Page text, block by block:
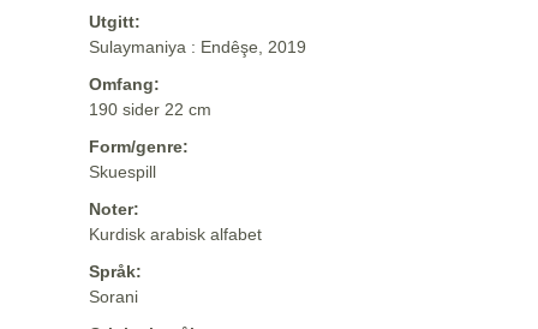
Utgitt:
Sulaymaniya : Endêşe, 2019
Omfang:
190 sider 22 cm
Form/genre:
Skuespill
Noter:
Kurdisk arabisk alfabet
Språk:
Sorani